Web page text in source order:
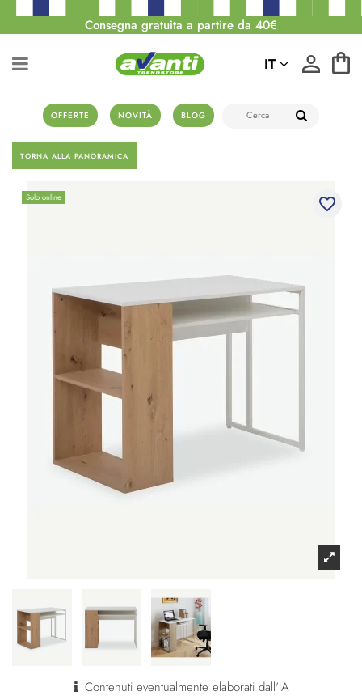
Consegna gratuita a partire da 40€
OFFERTE NOVITÀ BLOG
IT
TORNA ALLA PANORAMICA
Solo online favorite_border
Contenuti eventualmente elaborati dall'IA